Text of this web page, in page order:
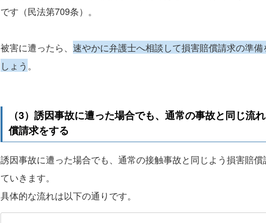
です（民法第709条）。
被害に遭ったら、 速やかに弁護士へ相談して損害賠償請求の準備
しょう 。
（3）誘因事故に遭った場合でも、通常の事故と同じ流
償請求をする
誘因事故に遭った場合でも、通常の接触事故と同じよう損害賠償
ていきます。
具体的な流れは以下の通りです。